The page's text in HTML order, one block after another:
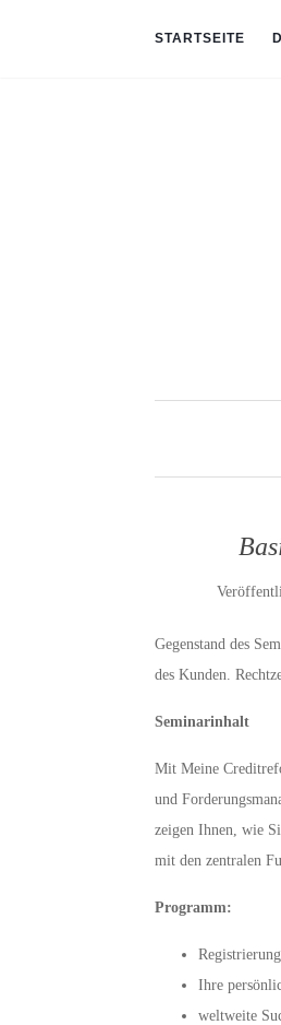
STARTSEITE
Gegenstand des
des Kunden.
Seminarinhalt
Mit Meine
und
zeigen Ihnen, wie
mit den zentralen
Programm:
Ihre
weltweite